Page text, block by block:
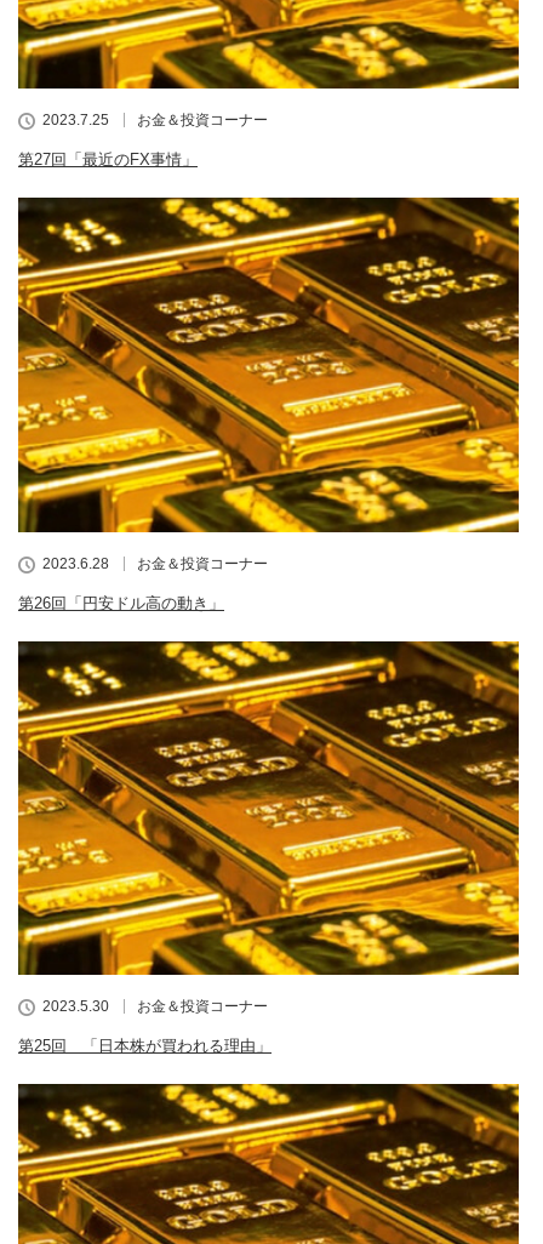
2023.7.25 お金＆投資コーナー
第27回「最近のFX事情」
2023.6.28 お金＆投資コーナー
第26回「円安ドル高の動き」
2023.5.30 お金＆投資コーナー
第25回 「日本株が買われる理由」